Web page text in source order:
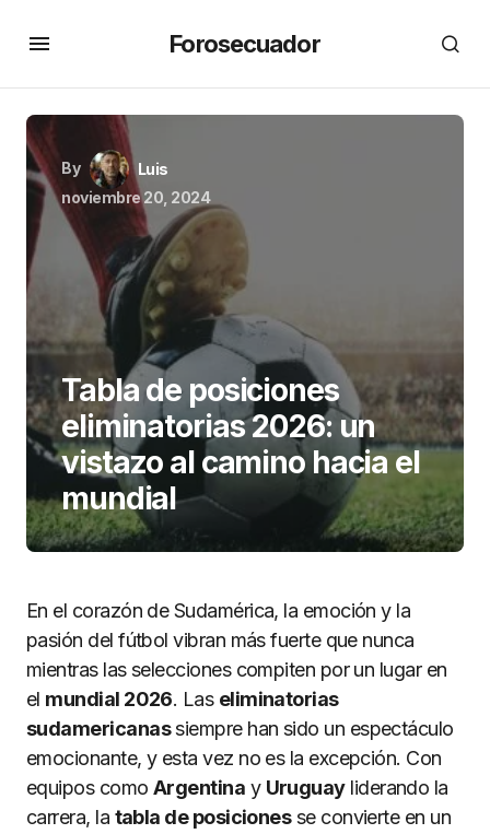
Forosecuador
By
Luis
noviembre 20, 2024
Tabla de posiciones
eliminatorias 2026: un
vistazo al camino hacia el
mundial
En el corazón de Sudamérica, la emoción y la
pasión del fútbol vibran más fuerte que nunca
mientras las selecciones compiten por un lugar en
el mundial 2026. Las eliminatorias
sudamericanassiempre han sido un espectáculo
emocionante, y esta vez no es la excepción. Con
equipos como Argentina y Uruguayliderando la
carrera, la tabla de posicionesse convierte en un